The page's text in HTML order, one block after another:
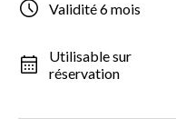
Validité 6 mois
Utilisable sur
réservation